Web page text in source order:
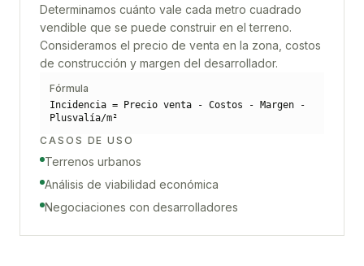
Determinamos cuánto vale cada metro cuadrado
vendible que se puede construir en el terreno.
Consideramos el precio de venta en la zona, costos
de construcción y margen del desarrollador.
Fórmula
Incidencia = Precio venta - Costos - Margen -
Plusvalía/m²
CASOS DE USO
Terrenos urbanos
Análisis de viabilidad económica
Negociaciones con desarrolladores